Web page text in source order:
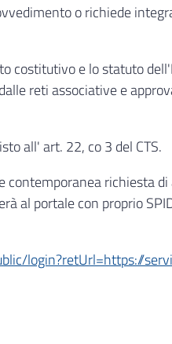
o richiede
costitutivo e lo statuto
reti associative e
all' art. 22, co 3 del CTS.
contemporanea richiesta
al portale con proprio
login?retUrl=https://